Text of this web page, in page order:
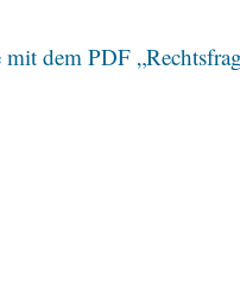
dem PDF